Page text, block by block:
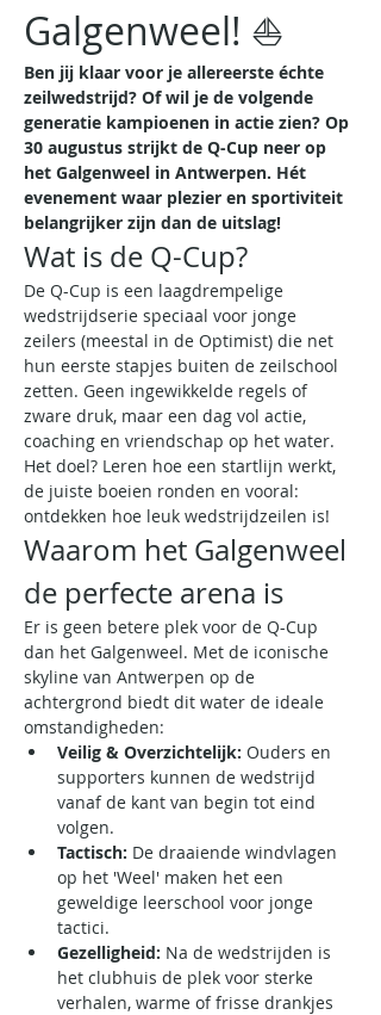
Galgenweel! ⛵
Ben jij klaar voor je allereerste échte
zeilwedstrijd? Of wil je de volgende
generatie kampioenen in actie zien? Op
30 augustus strijkt de Q-Cup neer op
het Galgenweel in Antwerpen. Hét
evenement waar plezier en sportiviteit
belangrijker zijn dan de uitslag!
Wat is de Q-Cup?
De Q-Cup is een laagdrempelige
wedstrijdserie speciaal voor jonge
zeilers (meestal in de Optimist) die net
hun eerste stapjes buiten de zeilschool
zetten. Geen ingewikkelde regels of
zware druk, maar een dag vol actie,
coaching en vriendschap op het water.
Het doel? Leren hoe een startlijn werkt,
de juiste boeien ronden en vooral:
ontdekken hoe leuk wedstrijdzeilen is!
Waarom het Galgenweel
de perfecte arena is
Er is geen betere plek voor de Q-Cup
dan het Galgenweel. Met de iconische
skyline van Antwerpen op de
achtergrond biedt dit water de ideale
omstandigheden:
Veilig & Overzichtelijk: Ouders en
supporters kunnen de wedstrijd
vanaf de kant van begin tot eind
volgen.
Tactisch: De draaiende windvlagen
op het 'Weel' maken het een
geweldige leerschool voor jonge
tactici.
Gezelligheid: Na de wedstrijden is
het clubhuis de plek voor sterke
verhalen, warme of frisse drankjes